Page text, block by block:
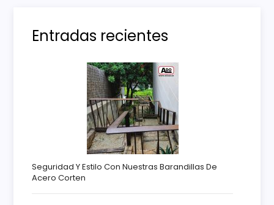
s
Entradas recientes
Seguridad Y Estilo Con Nuestras Barandillas De
Acero Corten